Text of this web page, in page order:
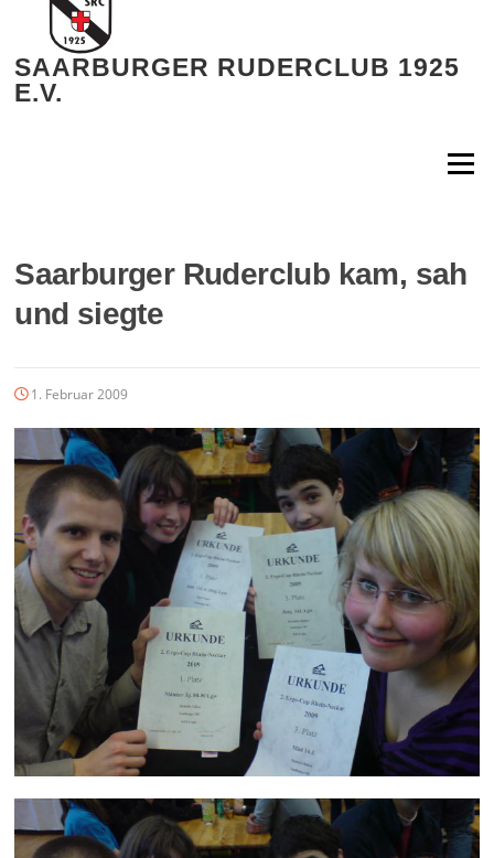
springen
SAARBURGER RUDERCLUB 1925
E.V.
Menü
Saarburger Ruderclub kam, sah
und siegte
1. Februar 2009